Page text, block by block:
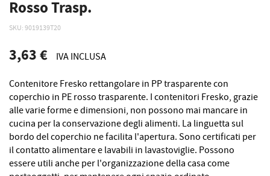
Rosso Trasp.
SKU 9019139T20
3,63 € IVA INCLUSA
Contenitore Fresko rettangolare in PP trasparente con
coperchio in PE rosso trasparente. I contenitori Fresko, grazie
alle varie forme e dimensioni, non possono mai mancare in
cucina per la conservazione degli alimenti. La linguetta sul
bordo del coperchio ne facilita l'apertura. Sono certificati per
il contatto alimentare e lavabili in lavastoviglie. Possono
essere utili anche per l'organizzazione della casa come